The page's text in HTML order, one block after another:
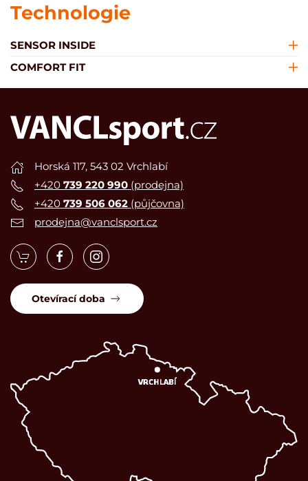
Technologie
SENSOR INSIDE
COMFORT FIT
Horská 117, 543 02 Vrchlabí
+420 739 220 990 (prodejna)
+420 739 506 062 (půjčovna)
prodejna@vanclsport.cz
Otevírací doba